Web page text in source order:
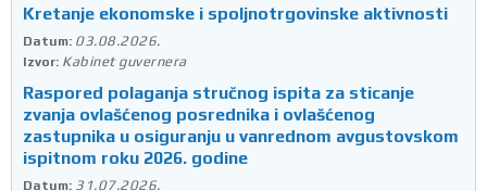
Kretanje ekonomske i spoljnotrgovinske aktivnosti
Datum: 03.08.2026.
Izvor: Kabinet guvernera
Raspored polaganja stručnog ispita za sticanje
zvanja ovlašćenog posrednika i ovlašćenog
zastupnika u osiguranju u vanrednom avgustovskom
ispitnom roku 2026. godine
Datum: 31.07.2026.